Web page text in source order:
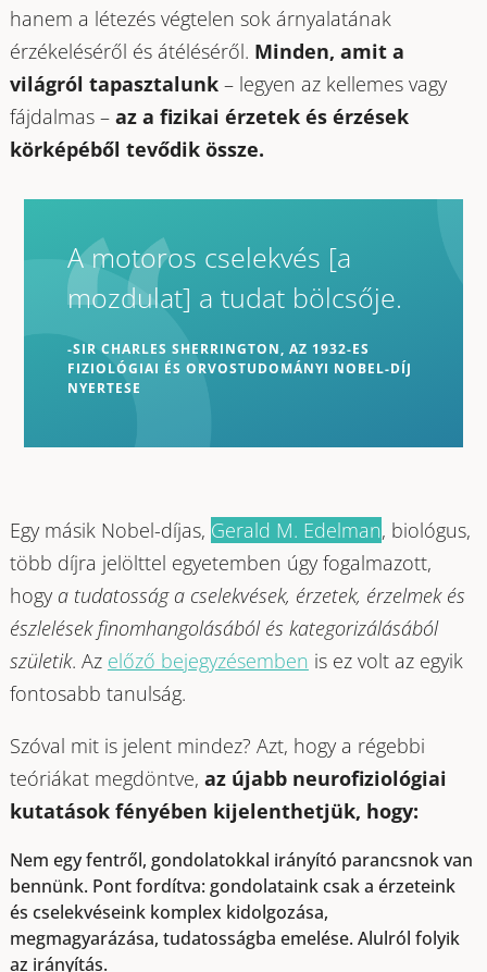
hanem a létezés végtelen sok árnyalatának
érzékeléséről és átéléséről. Minden, amit a
világról tapasztalunk– legyen az kellemes vagy
fájdalmas – az a fizikai érzetek és érzések
körképéből tevődik össze.
A motoros cselekvés [a
mozdulat] a tudat bölcsője.
-SIR CHARLES SHERRINGTON, AZ 1932-ES
FIZIOLÓGIAI ÉS ORVOSTUDOMÁNYI NOBEL-DÍJ
NYERTESE
Egy másik Nobel-díjas, Gerald M. Edelman, biológus,
több díjra jelölttel egyetemben úgy fogalmazott,
hogy a tudatosság a cselekvések, érzetek, érzelmek és
észlelések finomhangolásából és kategorizálásából
születik. Az előző bejegyzésemben is ez volt az egyik
fontosabb tanulság.
Szóval mit is jelent mindez? Azt, hogy a régebbi
teóriákat megdöntve, az újabb neurofiziológiai
kutatások fényében kijelenthetjük, hogy:
Nem egy fentről, gondolatokkal irányító parancsnok van
bennünk. Pont fordítva: gondolataink csak a érzeteink
és cselekvéseink komplex kidolgozása,
megmagyarázása, tudatosságba emelése. Alulról folyik
az irányítás.